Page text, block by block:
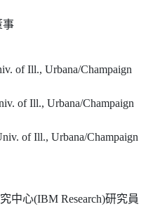
事
of Ill., Urbana/Champaign
of Ill., Urbana/Champaign
of Ill., Urbana/Champaign
中心(IBM Research)研究員